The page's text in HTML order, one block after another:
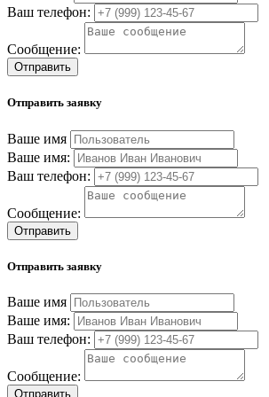
Ваш телефон:
Сообщение:
Отправить
Отправить заявку
Ваше имя
Ваше имя:
Ваш телефон:
Сообщение:
Отправить
Отправить заявку
Ваше имя
Ваше имя:
Ваш телефон:
Сообщение:
Отправить